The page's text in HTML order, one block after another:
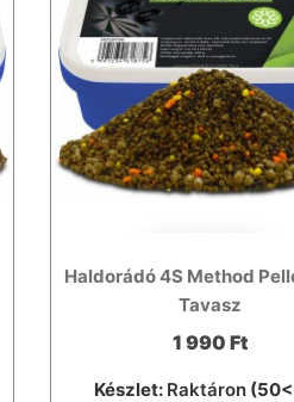
Haldorádó 4S Method
Tavasz
1 990 Ft
Készlet: Raktáron(50<